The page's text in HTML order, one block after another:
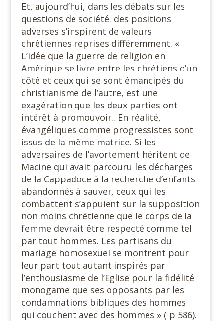
Et, aujourd’hui, dans les débats sur les
questions de société, des positions
adverses s’inspirent de valeurs
chrétiennes reprises différemment. «
L’idée que la guerre de religion en
Amérique se livre entre les chrétiens d’un
côté et ceux qui se sont émancipés du
christianisme de l’autre, est une
exagération que les deux parties ont
intérêt à promouvoir.. En réalité,
évangéliques comme progressistes sont
issus de la même matrice. Si les
adversaires de l’avortement héritent de
Macine qui avait parcouru les décharges
de la Cappadoce à la recherche d’enfants
abandonnés à sauver, ceux qui les
combattent s’appuient sur la supposition
non moins chrétienne que le corps de la
femme devrait être respecté comme tel
par tout hommes. Les partisans du
mariage homosexuel se montrent pour
leur part tout autant inspirés par
l’enthousiasme de l’Eglise pour la fidélité
monogame que ses opposants par les
condamnations bibliques des hommes
qui couchent avec des hommes » ( p 586).